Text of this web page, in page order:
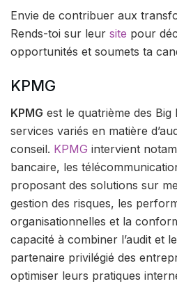
Envie de contribuer aux
Rends-toi sur leur site pour
opportunités et soumets ta
KPMG
KPMG est le quatrième des
services variés en matière
conseil. KPMG intervient
bancaire, les
proposant des solutions sur
gestion des risques, les
organisationnelles et la
capacité à combiner l’audit et
partenaire privilégié des
optimiser leurs pratiques